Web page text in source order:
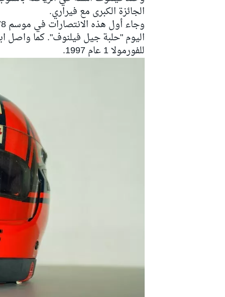
الجائزة الكبرى مع فيراري.
اليوم "حلبة جيل فيلنوف". كما واصل
للفورمولا 1 عام 1997.